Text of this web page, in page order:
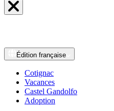
Édition française
Cotignac
Vacances
Castel Gandolfo
Adoption